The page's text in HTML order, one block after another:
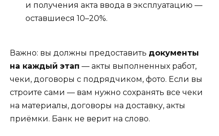
и получения акта ввода в эксплуатацию —
оставшиеся 10–20%.
Важно: вы должны предоставить документы
на каждый этап — акты выполненных работ,
чеки, договоры с подрядчиком, фото. Если вы
строите сами — вам нужно сохранять все чеки
на материалы, договоры на доставку, акты
приёмки. Банк не верит на слово.